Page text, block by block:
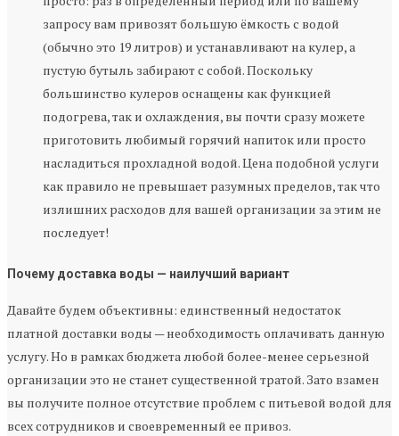
запросу вам привозят большую ёмкость с водой
(обычно это 19 литров) и устанавливают на кулер, а
пустую бутыль забирают с собой. Поскольку
большинство кулеров оснащены как функцией
подогрева, так и охлаждения, вы почти сразу можете
приготовить любимый горячий напиток или просто
насладиться прохладной водой. Цена подобной услуги
как правило не превышает разумных пределов, так что
излишних расходов для вашей организации за этим не
последует!
Почему доставка воды — наилучший вариант
Давайте будем объективны: единственный недостаток
платной доставки воды — необходимость оплачивать данную
услугу. Но в рамках бюджета любой более-менее серьезной
организации это не станет существенной тратой. Зато взамен
вы получите полное отсутствие проблем с питьевой водой для
всех сотрудников и своевременный ее привоз.